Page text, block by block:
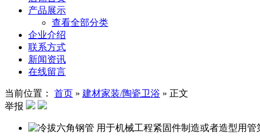
产品展示
查看全部分类
企业介绍
联系方式
新闻资讯
在线留言
当前位置： 首页 » 建材家装/陶瓷卫浴 » 正文
举报